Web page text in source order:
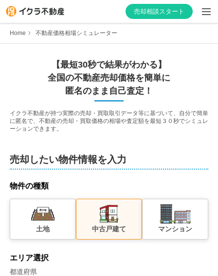
売却相談スタート
はじめての方へ
物件の価格を知る
不動産会社向け情報
Home 不動産価格相場シミュレーター
【最短30秒で結果がわかる】
全国の不動産売却価格を簡単に
匿名のまま自己査定！
イクラ不動産が持つ実際の売却・買取取引データ等に基づいて、自分で簡単
に匿名で、不動産の売却・買取価格の相場や査定額を最短３０秒でシミュレ
ーションできます。
売却したい物件情報を入力
物件の種類
土地 中古戸建て マンション
エリア選択
都道府県